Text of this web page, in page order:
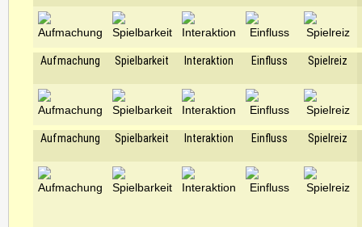
Aufmachung Spielbarkeit Interaktion Einfluss Spielreiz
Aufmachung Spielbarkeit Interaktion Einfluss Spielreiz